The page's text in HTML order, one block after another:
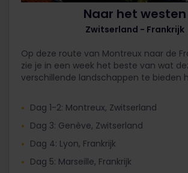
Naar het westen
Zwitserland - Frankrijk
Op deze route van Montreux naar de
zie je in een week het beste van wat
verschillende landschappen te bieden
Dag 1-2: Montreux, Zwitserland
Dag 3: Genève, Zwitserland
Dag 4: Lyon, Frankrijk
Dag 5: Marseille, Frankrijk